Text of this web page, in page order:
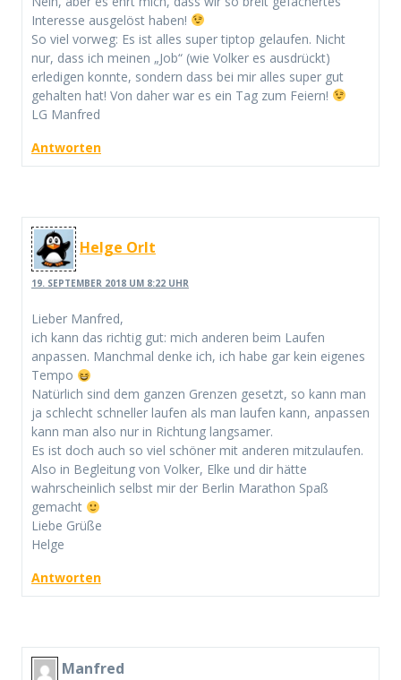
Interesse ausgelöst haben!
So viel vorweg: Es ist alles super tiptop gelaufen. Nicht
nur, dass ich meinen „Job“ (wie Volker es ausdrückt)
erledigen konnte, sondern dass bei mir alles super gut
gehalten hat! Von daher war es ein Tag zum Feiern!
LG Manfred
Antworten
Helge Orlt
19. SEPTEMBER 2018 UM 8:22 UHR
Lieber Manfred,
ich kann das richtig gut: mich anderen beim Laufen
anpassen. Manchmal denke ich, ich habe gar kein eigenes
Tempo
Natürlich sind dem ganzen Grenzen gesetzt, so kann man
ja schlecht schneller laufen als man laufen kann, anpassen
kann man also nur in Richtung langsamer.
Es ist doch auch so viel schöner mit anderen mitzulaufen.
Also in Begleitung von Volker, Elke und dir hätte
wahrscheinlich selbst mir der Berlin Marathon Spaß
gemacht
Liebe Grüße
Helge
Antworten
Manfred